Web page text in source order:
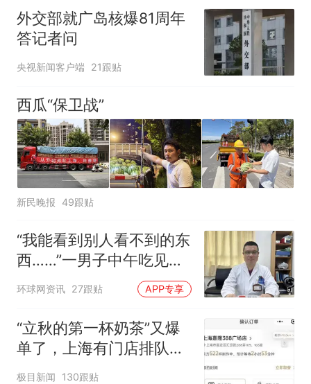
外交部就广岛核爆81周年
答记者问
央视新闻客户端 21跟贴
西瓜“保卫战”
新民晚报 49跟贴
“我能看到别人看不到的东
西……”一男子中午吃见手
青没事，晚上再吃却出现
环球网资讯 27跟贴 APP专享
“立秋的第一杯奶茶”又爆
单了，上海有门店排队超
500杯，店员：今天奶茶
极目新闻 130跟贴